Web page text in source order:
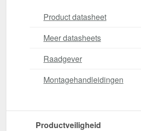
Product datasheet
Meer datasheets
Raadgever
Montagehandleidingen
Productveiligheid